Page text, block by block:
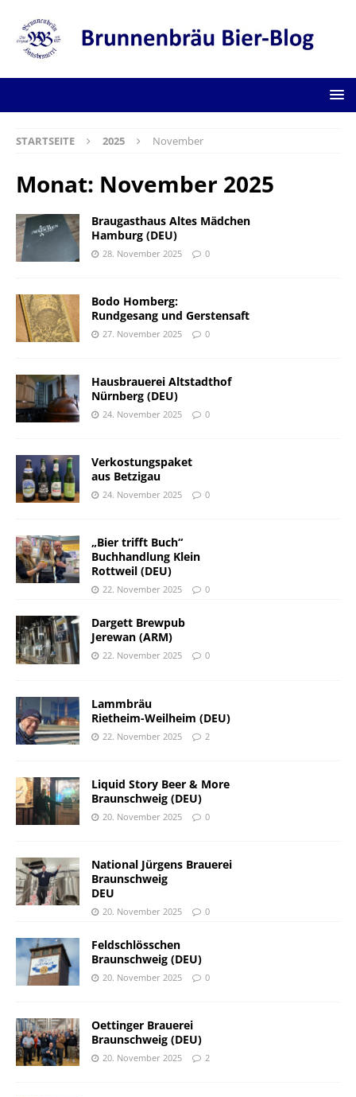
STARTSEITE 2025 November
Monat: November 2025
Braugasthaus Altes Mädchen
Hamburg (DEU)
28. November 2025 0
Bodo Homberg:
Rundgesang und Gerstensaft
27. November 2025 0
Hausbrauerei Altstadthof
Nürnberg (DEU)
24. November 2025 0
Verkostungspaket
aus Betzigau
24. November 2025 0
„Bier trifft Buch“
Buchhandlung Klein
Rottweil (DEU)
22. November 2025 0
Dargett Brewpub
Jerewan (ARM)
22. November 2025 0
Lammbräu
Rietheim-Weilheim (DEU)
22. November 2025 2
Liquid Story Beer & More
Braunschweig (DEU)
20. November 2025 0
National Jürgens Brauerei
Braunschweig
DEU
20. November 2025 0
Feldschlösschen
Braunschweig (DEU)
20. November 2025 0
Oettinger Brauerei
Braunschweig (DEU)
20. November 2025 2